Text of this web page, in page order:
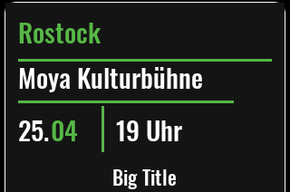
Rostock
Moya Kulturbühne
Big Title
25.04 19 Uhr